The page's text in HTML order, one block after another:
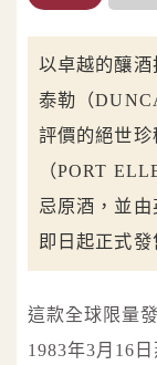
以卓越的釀
泰勒（
評價的絕世
（PORT
忌原酒，並由
即日起正式發
這款全球限量
1983年3月16